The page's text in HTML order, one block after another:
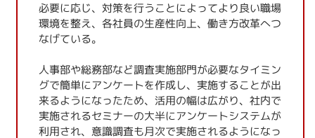
必要に応じ、対策を行うことによってより良い職場
環境を整え、各社員の生産性向上、働き方改革へつ
なげている。
人事部や総務部など調査実施部門が必要なタイミン
グで簡単にアンケートを作成し、実施することが出
来るようになったため、活用の幅は広がり、社内で
実施されるセミナーの大半にアンケートシステムが
利用され、意識調査も月次で実施されるようになっ